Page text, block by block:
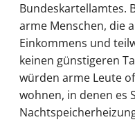
Bundeskartellamtes.
arme Menschen, die
Einkommens und
keinen günstigeren
würden arme Leute
wohnen, in denen es